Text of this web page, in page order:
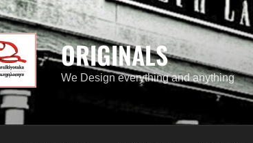
ORIGINALS
We Design everything and anything